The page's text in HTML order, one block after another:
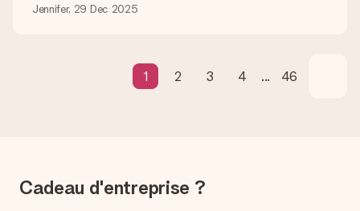
Il n’est, en ce moment, pas possible de choisir une date
Le délai de livraison est indiqué sur la page du produit choisi.
contacter notre service client.
Jennifer, 29 Dec 2025
1 2 3 4 ... 46
Cadeau d'entreprise ?